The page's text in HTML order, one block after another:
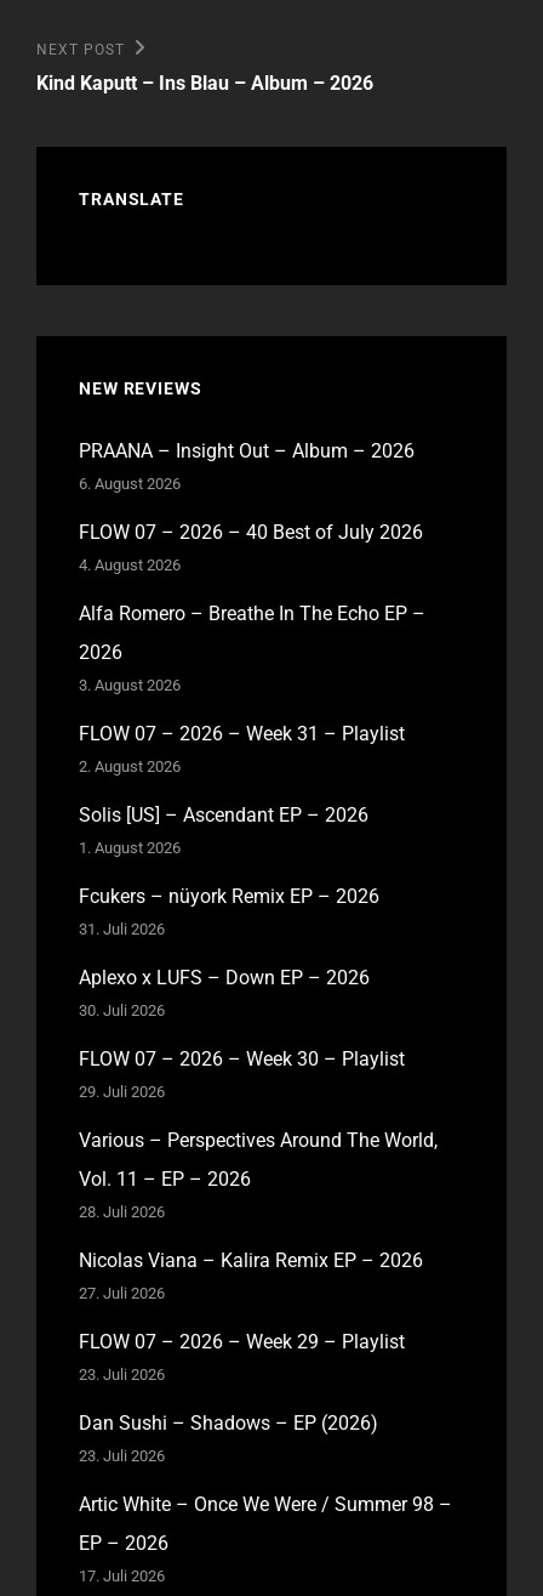
Next
Post
NEXT POST
Kind Kaputt – Ins Blau – Album – 2026
TRANSLATE
NEW REVIEWS
PRAANA – Insight Out – Album – 2026
6. August 2026
FLOW 07 – 2026 – 40 Best of July 2026
4. August 2026
Alfa Romero – Breathe In The Echo EP –
2026
3. August 2026
FLOW 07 – 2026 – Week 31 – Playlist
2. August 2026
Solis [US] – Ascendant EP – 2026
1. August 2026
Fcukers – nüyork Remix EP – 2026
31. Juli 2026
Aplexo x LUFS – Down EP – 2026
30. Juli 2026
FLOW 07 – 2026 – Week 30 – Playlist
29. Juli 2026
Various – Perspectives Around The World,
Vol. 11 – EP – 2026
28. Juli 2026
Nicolas Viana – Kalira Remix EP – 2026
27. Juli 2026
FLOW 07 – 2026 – Week 29 – Playlist
23. Juli 2026
Dan Sushi – Shadows – EP (2026)
23. Juli 2026
Artic White – Once We Were / Summer 98 –
EP – 2026
17. Juli 2026